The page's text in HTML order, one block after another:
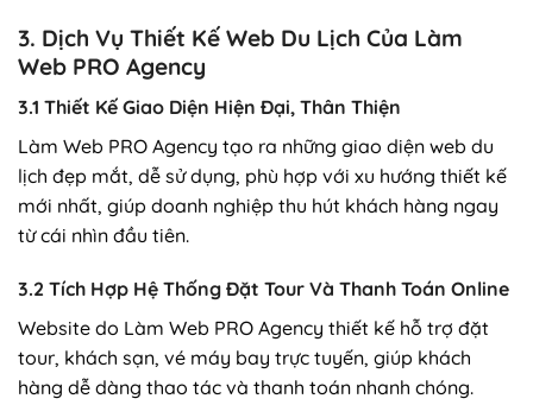
3. Dịch Vụ Thiết Kế Web Du Lịch Của Làm
Web PRO Agency
3.1 Thiết Kế Giao Diện Hiện Đại, Thân Thiện
Làm Web PRO Agency tạo ra những giao diện web du
lịch đẹp mắt, dễ sử dụng, phù hợp với xu hướng thiết kế
mới nhất, giúp doanh nghiệp thu hút khách hàng ngay
từ cái nhìn đầu tiên.
3.2 Tích Hợp Hệ Thống Đặt Tour Và Thanh Toán Online
Website do Làm Web PRO Agency thiết kế hỗ trợ đặt
tour, khách sạn, vé máy bay trực tuyến, giúp khách
hàng dễ dàng thao tác và thanh toán nhanh chóng.